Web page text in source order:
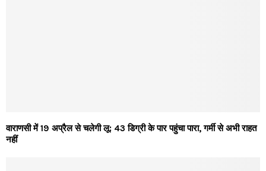
वाराणसी में 19 अप्रैल से चलेगी लू: 43 डिग्री के पार पहुंचा पारा, गर्मी से अभी राहत
नहीं